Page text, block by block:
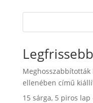
Meghosszabbították
ellenében című
15 sárga, 5 piros